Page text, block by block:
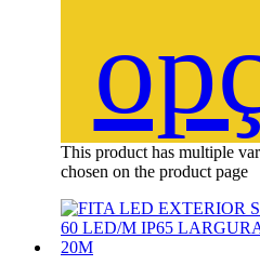
This product has multiple
chosen on the product page